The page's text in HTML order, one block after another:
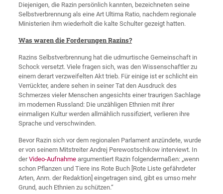
Diejenigen, die Razin persönlich kannten, bezeichneten seine
Selbstverbrennung als eine Art Ultima Ratio, nachdem regionale
Ministerien ihm wiederholt die kalte Schulter gezeigt hatten.
Was waren die Forderungen Razins?
Razins Selbstverbrennung hat die udmurtische Gemeinschaft in
Schock versetzt. Viele fragen sich, was den Wissenschaftler zu
einem derart verzweifelten Akt trieb. Für einige ist er schlicht ein
Verrückter, andere sehen in seiner Tat den Ausdruck des
Schmerzes vieler Menschen angesichts einer traurigen Sachlage
im modernen Russland: Die unzähligen Ethnien mit ihrer
einmaligen Kultur werden allmählich russifiziert, verlieren ihre
Sprache und verschwinden.
Bevor Razin sich vor dem regionalen Parlament anzündete, wurde
er von seinem Mitstreiter Andrej Perewostschikow interviewt. In
derVideo-Aufnahmeargumentiert Razin folgendermaßen: „wenn
schon Pflanzen und Tiere ins Rote Buch [Rote Liste gefährdeter
Arten, Anm. der Redaktion] eingetragen sind, gibt es umso mehr
Grund, auch Ethnien zu schützen.“